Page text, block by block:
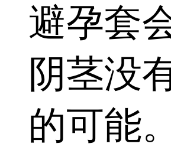
避孕套
阴茎没
的可能。